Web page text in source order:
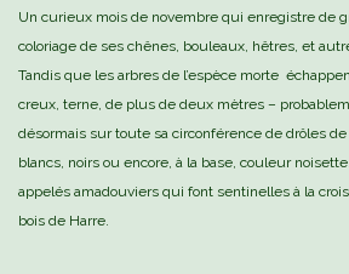
Un curieux mois de novembre qui enregistre de
coloriage de ses chênes, bouleaux, hêtres, et
Tandis que les arbres de l’espèce morte
creux, terne, de plus de deux mètres –
désormais sur toute sa circonférence de drôles
blancs, noirs ou encore, à la base, couleur
appelés amadouviers qui font sentinelles à la
bois de Harre.